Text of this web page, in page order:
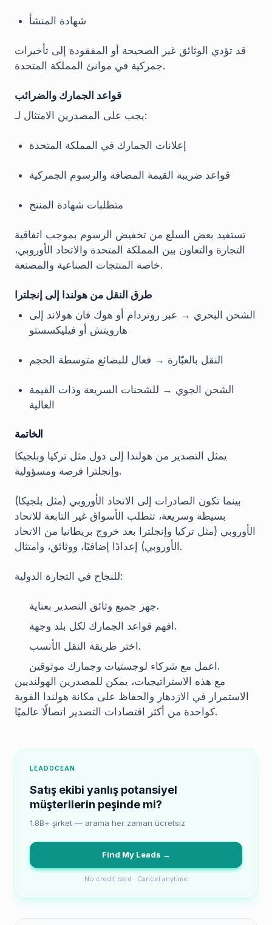
شهادة المنشأ
قد تؤدي الوثائق غير الصحيحة أو المفقودة إلى تأخيرات
جمركية في موانئ المملكة المتحدة.
قواعد الجمارك والضرائب
يجب على المصدرين الامتثال لـ:
إعلانات الجمارك في المملكة المتحدة
قواعد ضريبة القيمة المضافة والرسوم الجمركية
متطلبات شهادة المنتج
تستفيد بعض السلع من تخفيض الرسوم بموجب اتفاقية
التجارة والتعاون بين المملكة المتحدة والاتحاد الأوروبي،
خاصة المنتجات الصناعية والمصنعة.
طرق النقل من هولندا إلى إنجلترا
الشحن البحري → عبر روتردام أو هوك فان هولاند إلى
هارويتش أو فيليكسستو
النقل بالعبّارة → فعال للبضائع متوسطة الحجم
الشحن الجوي → للشحنات السريعة وذات القيمة
العالية
الخاتمة
يمثل التصدير من هولندا إلى دول مثل تركيا وبلجيكا
وإنجلترا فرصة ومسؤولية.
بينما تكون الصادرات إلى الاتحاد الأوروبي (مثل بلجيكا)
بسيطة وسريعة، تتطلب الأسواق غير التابعة للاتحاد
الأوروبي (مثل تركيا وإنجلترا بعد خروج بريطانيا من الاتحاد
الأوروبي) إعدادًا إضافيًا، ووثائق، وامتثال.
للنجاح في التجارة الدولية:
جهز جميع وثائق التصدير بعناية.
افهم قواعد الجمارك لكل بلد وجهة.
اختر طريقة النقل الأنسب.
اعمل مع شركاء لوجستيات وجمارك موثوقين.
مع هذه الاستراتيجيات، يمكن للمصدرين الهولنديين
الاستمرار في الازدهار والحفاظ على مكانة هولندا القوية
كواحدة من أكثر اقتصادات التصدير اتصالًا عالميًا.
LEADOCEAN
Satış ekibi yanlış potansiyel
müşterilerin peşinde mi?
1.8B+ şirket — arama her zaman ücretsiz
Find My Leads →
No credit card · Cancel anytime